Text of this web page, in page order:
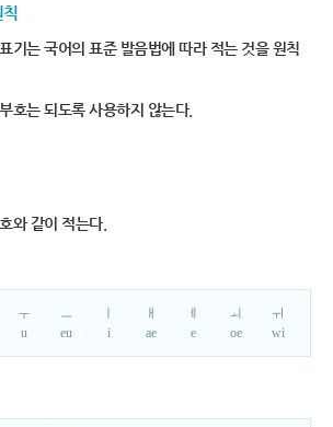
기는 국어의 표준 발음법에 따라 적는 것을 원칙
호는 되도록 사용하지 않는다.
와 같이 적는다.
ㅜ
u
ㅡ
eu
i
ㅐ
ae
ㅔ
e
ㅚ
oe
ㅟ
wi